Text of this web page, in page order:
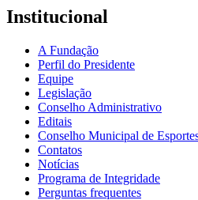
Institucional
A Fundação
Perfil do Presidente
Equipe
Legislação
Conselho Administrativo
Editais
Conselho Municipal de
Contatos
Notícias
Programa de Integridade
Perguntas frequentes